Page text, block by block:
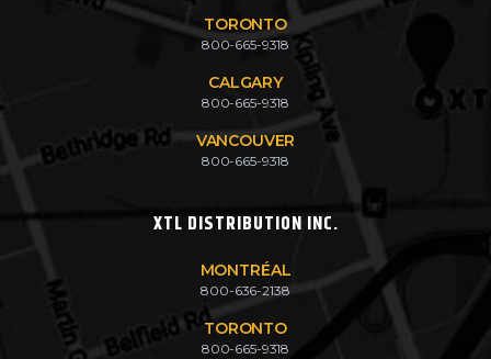
TORONTO
800-665-9318
CALGARY
800-665-9318
VANCOUVER
800-665-9318
XTL DISTRIBUTION INC.
MONTRÉAL
800-636-2138
TORONTO
800-665-9318